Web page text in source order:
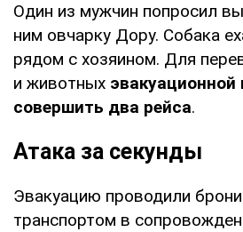
Один из мужчин попросил
ним овчарку Дору. Собака
рядом с хозяином. Для
и животных эвакуационной
совершить два рейса.
Атака за секунды
Эвакуацию проводили
транспортом в